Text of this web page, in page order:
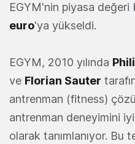
EGYM'nin piyasa değeri
euro'ya yükseldi.
EGYM, 2010 yılında
ve Florian Sauter
antrenman (fitness)
antrenman deneyimini
olarak tanımlanıyor. Bu